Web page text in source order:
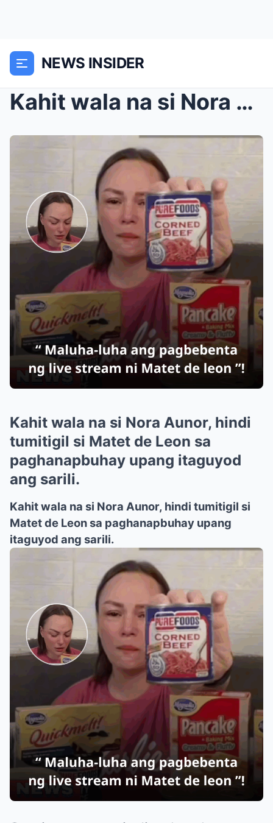
NEWS INSIDER
Kahit wala na si Nora Aunor, hindi tumitigil si Ma...
Kahit wala na si Nora Aunor, hindi
tumitigil si Matet de Leon sa
paghanapbuhay upang itaguyod
ang sarili.
Kahit wala na si Nora Aunor, hindi tumitigil si
Matet de Leon sa paghanapbuhay upang
itaguyod ang sarili.